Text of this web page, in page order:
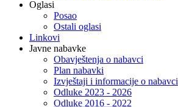
Oglasi
Posao
Ostali oglasi
Linkovi
Javne nabavke
Obavještenja o nabavci
Plan nabavki
Izvještaji i informacije o nabavci
Odluke 2023 - 2026
Odluke 2016 - 2022